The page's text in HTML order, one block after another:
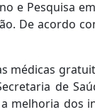
e Pesquisa
De acordo
de
dos